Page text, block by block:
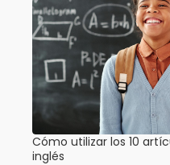
Cómo utilizar los 10
inglés